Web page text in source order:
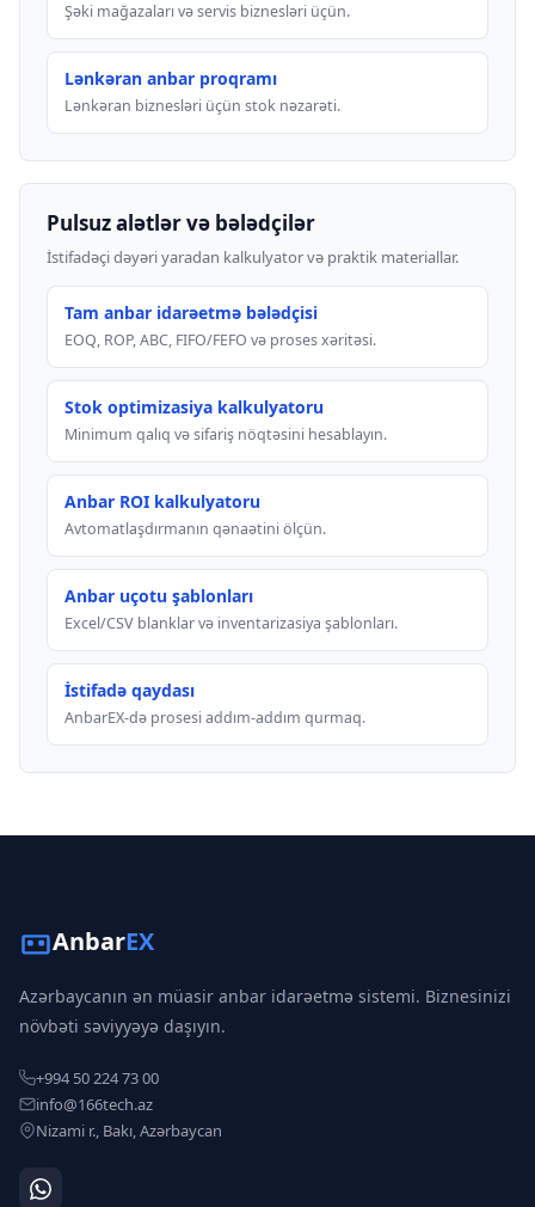
Şəki mağazaları və servis biznesləri üçün.
Lənkəran anbar proqramı
Lənkəran biznesləri üçün stok nəzarəti.
Pulsuz alətlər və bələdçilər
İstifadəçi dəyəri yaradan kalkulyator və praktik materiallar.
Tam anbar idarəetmə bələdçisi
EOQ, ROP, ABC, FIFO/FEFO və proses xəritəsi.
Stok optimizasiya kalkulyatoru
Minimum qalıq və sifariş nöqtəsini hesablayın.
Anbar ROI kalkulyatoru
Avtomatlaşdırmanın qənaətini ölçün.
Anbar uçotu şablonları
Excel/CSV blanklar və inventarizasiya şablonları.
İstifadə qaydası
AnbarEX-də prosesi addım-addım qurmaq.
AnbarEX
Azərbaycanın ən müasir anbar idarəetmə sistemi. Biznesinizi
növbəti səviyyəyə daşıyın.
+994 50 224 73 00
info@166tech.az
Nizami r., Bakı, Azərbaycan